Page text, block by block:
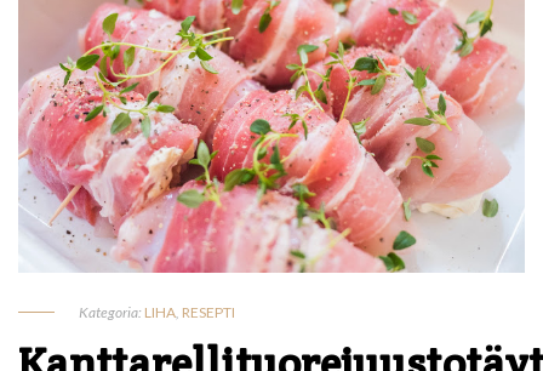
Kategoria: LIHA RESEPTI